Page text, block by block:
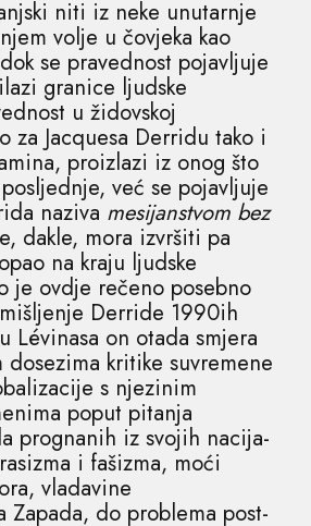
niti iz neke unutarnje
volje u čovjeka kao
se pravednost pojavljuje
granice ljudske
u židovskoj
za Jacquesa Derridu tako i
proizlazi iz onog što
već se pojavljuje
naziva mesijanstvom bez
dakle, mora izvršiti pa
na kraju ljudske
je ovdje rečeno posebno
Derride 1990ih
Lévinasa on otada smjera
kritike suvremene
s njezinim
poput pitanja
prognanih iz svojih nacija-
i fašizma, moći
vladavine
Zapada, do problema post-